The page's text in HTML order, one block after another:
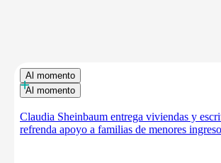
Al momento
Al momento
+
Claudia Sheinbaum entrega viviendas y
refrenda apoyo a familias de menores